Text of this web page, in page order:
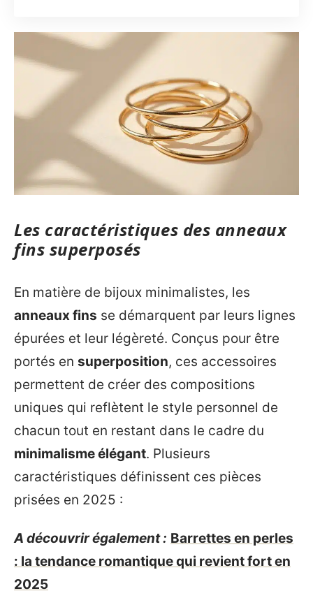
Les caractéristiques des anneaux
fins superposés
En matière de bijoux minimalistes, les
anneaux fins se démarquent par leurs lignes
épurées et leur légèreté. Conçus pour être
portés en superposition, ces accessoires
permettent de créer des compositions
uniques qui reflètent le style personnel de
chacun tout en restant dans le cadre du
minimalisme élégant. Plusieurs
caractéristiques définissent ces pièces
prisées en 2025 :
A découvrir également : Barrettes en perles
: la tendance romantique qui revient fort en
2025